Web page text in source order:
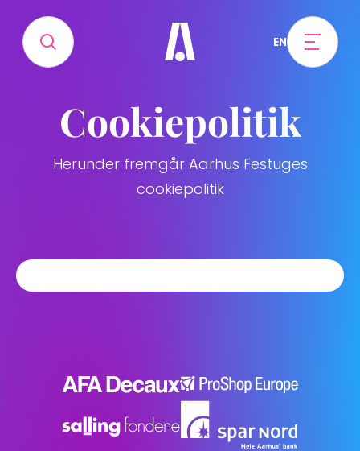
EN
Cookiepolitik
Herunder fremgår Aarhus Festuges
cookiepolitik